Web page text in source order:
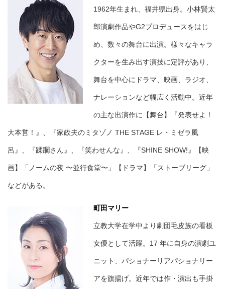
1962年生まれ、福井県出身。小林賢太
郎演劇作品やG2プロデュースをはじ
め、数々の舞台に出演。様々なキャラ
クターを生み出す演技に定評があり、
舞台を中心にドラマ、映画、ラジオ、
ナレーションなど幅広く活動中。近年
の主な出演作に【舞台】『発表せよ！
大本営！』、『家政夫のミタゾノ THE STAGE レ・ミゼラ風
呂』、『蹂躙さん』、『笑わせんな』、『SHINE SHOW!』【映
画】「ノームの夜 〜並行食堂〜」【ドラマ】「ストーブリーグ」
などがある。
町田マリー
立教大学在学中より劇団毛皮族の看板
女優として活躍。17 年に自身の演劇ユ
ニット、パショナーリアパショナリー
アを旗揚げ。近年では作・演出も手掛